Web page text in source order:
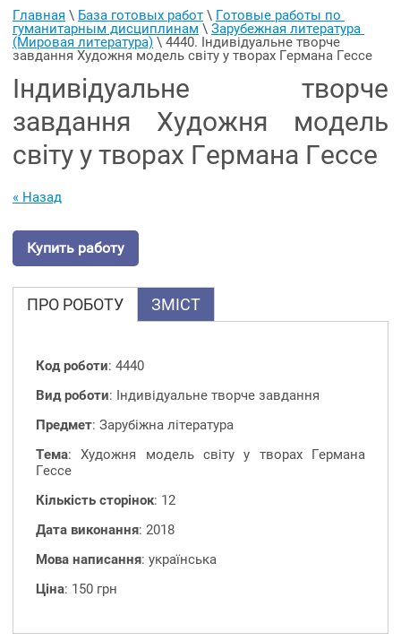
Главная \ База готовых работ \ Готовые работы по
гуманитарным дисциплинам \ Зарубежная литература
(Мировая литература) \ 4440. Індивідуальне творче
завдання Художня модель світу у творах Германа Гессе
Індивідуальне творче
завдання Художня модель
світу у творах Германа Гессе
« Назад
Купить работу
ПРО РОБОТУ ЗМІСТ
Код роботи: 4440
Вид роботи: Індивідуальне творче завдання
Предмет: Зарубіжна література
Тема: Художня модель світу у творах Германа
Гессе
Кількість сторінок: 12
Дата виконання: 2018
Мова написання: українська
Ціна: 150 грн